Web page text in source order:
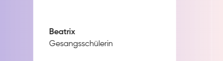
Beatrix
Gesangsschülerin